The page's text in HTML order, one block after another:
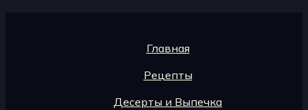
Главная
Рецепты
Десерты и Выпечка